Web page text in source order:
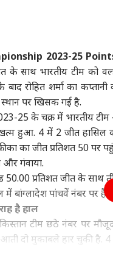
2023-25
के साथ भारतीय टीम को
बाद रोहित शर्मा का
स्थान पर खिसक गई है.
25 के चक्र में भारतीय
हुआ. 4 में 2 जीत हासिल
का जीत प्रतिशत 50
गंवाया.
50.00 प्रतिशत जीत के साथ
बांग्लादेश पांचवें नंबर पर
है हाल
टीम छठे नंबर पर
दो मुकाबले हार चुकी है.
'सेंसरशिप नहीं, कानून
पालन', AI कंटेंट-
केंद्र की मेटा को दो टूक
ओटीटी
कंगना रनौत की 'भारत
विधाता' की ओटीटी
कंफर्म, जानें कब-
सकते हैं